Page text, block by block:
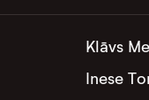
Klāvs
Inese